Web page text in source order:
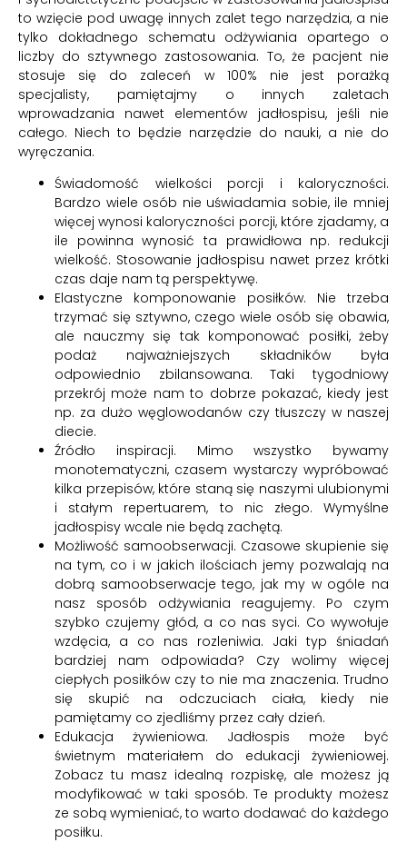
to wzięcie pod uwagę innych zalet tego narzędzia, a nie
tylko dokładnego schematu odżywiania opartego o
liczby do sztywnego zastosowania. To, że pacjent nie
stosuje się do zaleceń w 100% nie jest porażką
specjalisty, pamiętajmy o innych zaletach
wprowadzania nawet elementów jadłospisu, jeśli nie
całego. Niech to będzie narzędzie do nauki, a nie do
wyręczania.
Świadomość wielkości porcji i kaloryczności.
Bardzo wiele osób nie uświadamia sobie, ile mniej
więcej wynosi kaloryczności porcji, które zjadamy, a
ile powinna wynosić ta prawidłowa np. redukcji
wielkość. Stosowanie jadłospisu nawet przez krótki
czas daje nam tą perspektywę.
Elastyczne komponowanie posiłków. Nie trzeba
trzymać się sztywno, czego wiele osób się obawia,
ale nauczmy się tak komponować posiłki, żeby
podaż najważniejszych składników była
odpowiednio zbilansowana. Taki tygodniowy
przekrój może nam to dobrze pokazać, kiedy jest
np. za dużo węglowodanów czy tłuszczy w naszej
diecie.
Źródło inspiracji. Mimo wszystko bywamy
monotematyczni, czasem wystarczy wypróbować
kilka przepisów, które staną się naszymi ulubionymi
i stałym repertuarem, to nic złego. Wymyślne
jadłospisy wcale nie będą zachętą.
Możliwość samoobserwacji. Czasowe skupienie się
na tym, co i w jakich ilościach jemy pozwalają na
dobrą samoobserwacje tego, jak my w ogóle na
nasz sposób odżywiania reagujemy. Po czym
szybko czujemy głód, a co nas syci. Co wywołuje
wzdęcia, a co nas rozleniwia. Jaki typ śniadań
bardziej nam odpowiada? Czy wolimy więcej
ciepłych posiłków czy to nie ma znaczenia. Trudno
się skupić na odczuciach ciała, kiedy nie
pamiętamy co zjedliśmy przez cały dzień.
Edukacja żywieniowa. Jadłospis może być
świetnym materiałem do edukacji żywieniowej.
Zobacz tu masz idealną rozpiskę, ale możesz ją
modyfikować w taki sposób. Te produkty możesz
ze sobą wymieniać, to warto dodawać do każdego
posiłku.